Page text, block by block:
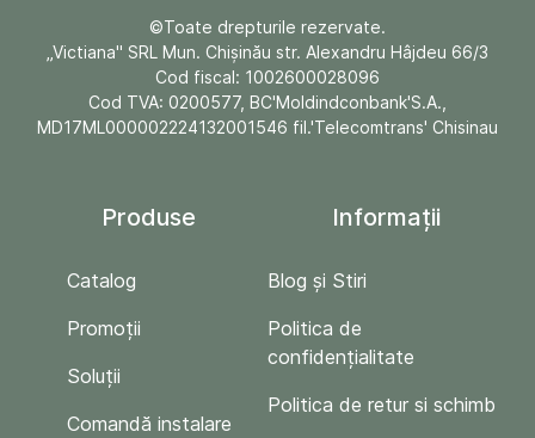
©Toate drepturile rezervate.
„Victiana" SRL Mun. Chişinău str. Alexandru Hâjdeu 66/3
Cod fiscal: 1002600028096
Cod TVA: 0200577, BC'Moldindconbank'S.A.,
MD17ML000002224132001546 fil.'Telecomtrans' Chisinau
Produse
Catalog
Promoții
Soluții
Comandă instalare
Informații
Blog și Stiri
Politica de
confidențialitate
Politica de retur si schimb